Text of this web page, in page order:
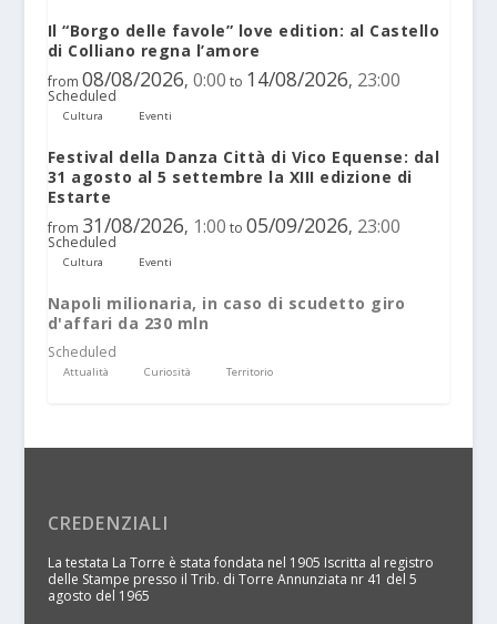
Il “Borgo delle favole” love edition: al Castello
di Colliano regna l’amore
from 08/08/2026, 0:00 to 14/08/2026, 23:00
Scheduled
Cultura Eventi
Festival della Danza Città di Vico Equense: dal
31 agosto al 5 settembre la XIII edizione di
Estarte
from 31/08/2026, 1:00 to 05/09/2026, 23:00
Scheduled
Cultura Eventi
Napoli milionaria, in caso di scudetto giro
d'affari da 230 mln
Scheduled
Attualità Curiosità Territorio
CREDENZIALI
La testata La Torre è stata fondata nel 1905 Iscritta al registro
delle Stampe presso il Trib. di Torre Annunziata nr 41 del 5
agosto del 1965